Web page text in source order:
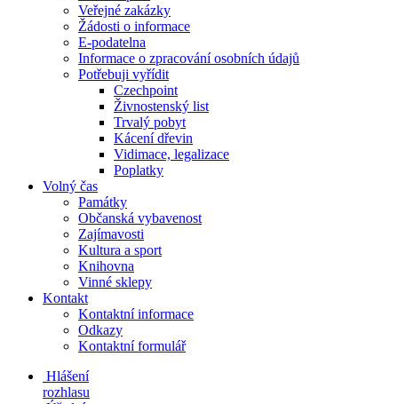
Veřejné zakázky
Žádosti o informace
E-podatelna
Informace o zpracování osobních údajů
Potřebuji vyřídit
Czechpoint
Živnostenský list
Trvalý pobyt
Kácení dřevin
Vidimace, legalizace
Poplatky
Volný čas
Památky
Občanská vybavenost
Zajímavosti
Kultura a sport
Knihovna
Vinné sklepy
Kontakt
Kontaktní informace
Odkazy
Kontaktní formulář
Hlášení
rozhlasu